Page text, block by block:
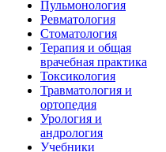
Пульмонология
Ревматология
Стоматология
Терапия и общая
врачебная практика
Токсикология
Травматология и
ортопедия
Урология и
андрология
Учебники